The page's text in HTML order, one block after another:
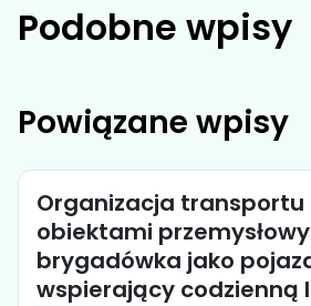
Podobne wpisy
Powiązane wpisy
Organizacja transportu
obiektami
brygadówka jako
wspierający codzienną